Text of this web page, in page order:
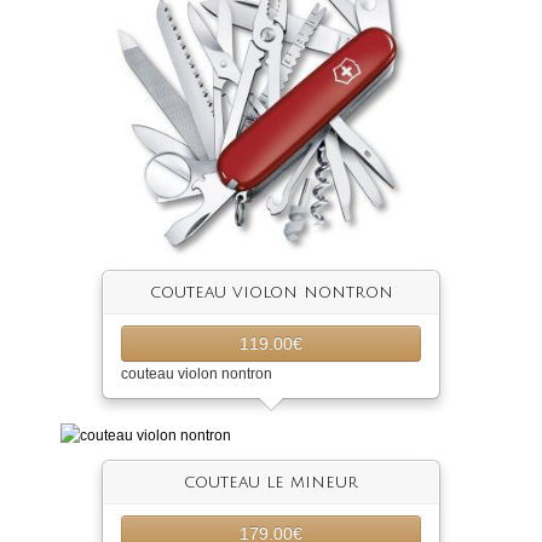
couteau violon nontron
119.00€
couteau violon nontron
couteau le mineur
179.00€